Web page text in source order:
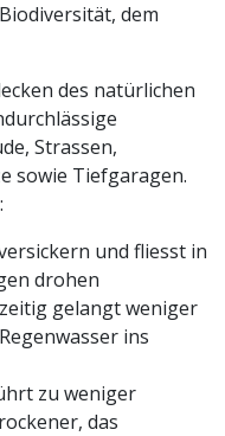
dem
des natürlichen
Strassen,
sowie Tiefgaragen.
und fliesst in
drohen
gelangt weniger
ins
zu weniger
das